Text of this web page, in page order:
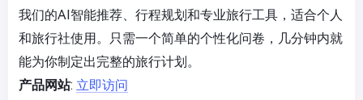
我们的AI智能推荐、行程规划和专业旅行工具，适合个人
和旅行社使用。只需一个简单的个性化问卷，几分钟内就
能为你制定出完整的旅行计划。
产品网站: 立即访问